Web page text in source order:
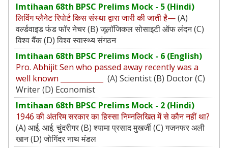
Imtihaan 68th BPSC Prelims Mock - 5 (Hindi)
लिविंग प्लैनेट रिपोर्ट किस संस्था द्वारा जारी की जाती है—(A)
वर्ल्डवाइड फंड फॉर नेचर (B) जूलॉजिकल सोसाइटी ऑफ लंदन (C)
विश्‍व बैंक (D) विश्‍व स्‍वास्‍थ्‍य संगठन
Imtihaan 68th BPSC Prelims Mock - 6 (English)
Pro. Abhijit Sen who passed away recently was a
well known ____________ (A) Scientist (B) Doctor (C)
Writer (D) Economist
Imtihaan 68th BPSC Prelims Mock - 2 (Hindi)
1946 की अंतरिम सरकार का हिस्सा निम्‍नलिखित में से कौन नहीं था?
(A) आई. आई. चुंदरीगर (B) श्यामा प्रसाद मुखर्जी (C) गजनफर अली
खान (D) जोगिंदर नाथ मंडल